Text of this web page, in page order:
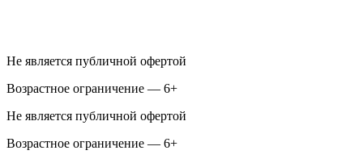
Не является публичной офертой
Возрастное ограничение — 6+
Не является публичной офертой
Возрастное ограничение — 6+